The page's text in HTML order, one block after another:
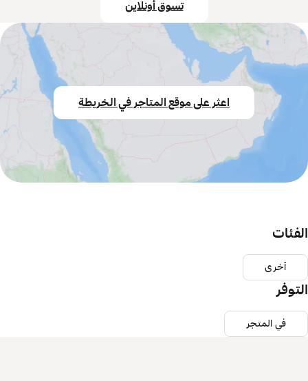
تسوق أونلاين
اعثر على موقع المتاجر في الخريطة
الفئات
أخرى
التوفر
في المتجر